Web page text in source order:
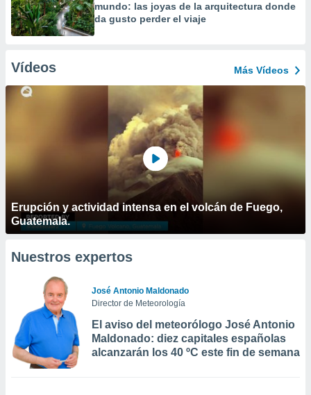
mundo: las joyas de la arquitectura donde
da gusto perder el viaje
Vídeos Más Vídeos
Erupción y actividad intensa en el volcán de Fuego,
Guatemala.
Nuestros expertos
José Antonio Maldonado
Director de Meteorología
El aviso del meteorólogo José Antonio
Maldonado: diez capitales españolas
alcanzarán los 40 ºC este fin de semana